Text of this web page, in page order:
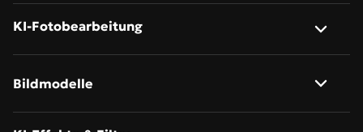
Bild zu Bild
KI-Fotobearbeitung
Fotohintergrund ändern
Bildmodelle